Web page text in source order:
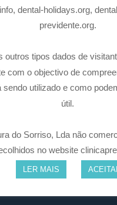
A CASOS
dental-holidays.org,
previdente.org.
outros tipos dados de
com o objectivo de
sendo utilizado e como
útil.
do Sorriso, Lda não
no website
LER MAIS